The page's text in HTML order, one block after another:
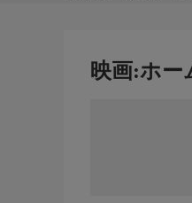
映画:ホ